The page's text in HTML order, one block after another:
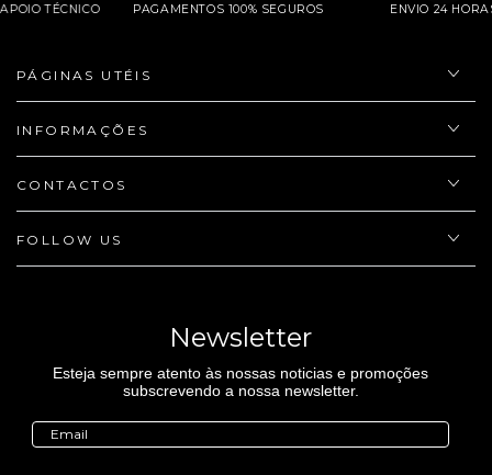
APOIO TÉCNICO PAGAMENTOS 100% SEGUROS ENVIO 24
PÁGINAS UTÉIS
INFORMAÇÕES
CONTACTOS
FOLLOW US
Newsletter
Esteja sempre atento às nossas noticias e promoções
subscrevendo a nossa newsletter.